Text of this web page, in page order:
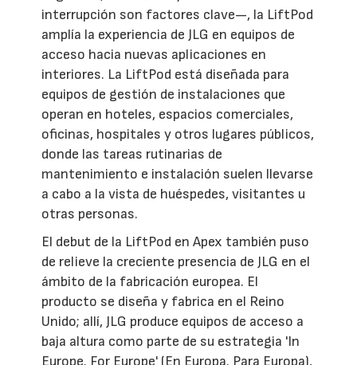
interrupción son factores clave—, la LiftPod
amplía la experiencia de JLG en equipos de
acceso hacia nuevas aplicaciones en
interiores. La LiftPod está diseñada para
equipos de gestión de instalaciones que
operan en hoteles, espacios comerciales,
oficinas, hospitales y otros lugares públicos,
donde las tareas rutinarias de
mantenimiento e instalación suelen llevarse
a cabo a la vista de huéspedes, visitantes u
otras personas.
El debut de la LiftPod en Apex también puso
de relieve la creciente presencia de JLG en el
ámbito de la fabricación europea. El
producto se diseña y fabrica en el Reino
Unido; allí, JLG produce equipos de acceso a
baja altura como parte de su estrategia 'In